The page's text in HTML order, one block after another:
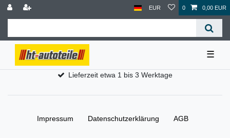
EUR 0 0,00 EUR
☰
Lieferzeit etwa 1 bis 3 Werktage
Impressum Daten­schutz­erklärung AGB